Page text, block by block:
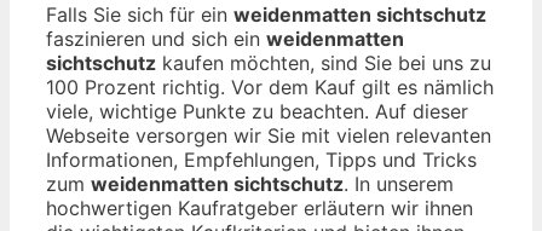
Falls Sie sich für ein weidenmatten sichtschutz
faszinieren und sich ein weidenmatten
sichtschutz kaufen möchten, sind Sie bei uns zu
100 Prozent richtig. Vor dem Kauf gilt es nämlich
viele, wichtige Punkte zu beachten. Auf dieser
Webseite versorgen wir Sie mit vielen relevanten
Informationen, Empfehlungen, Tipps und Tricks
zum weidenmatten sichtschutz. In unserem
hochwertigen Kaufratgeber erläutern wir ihnen